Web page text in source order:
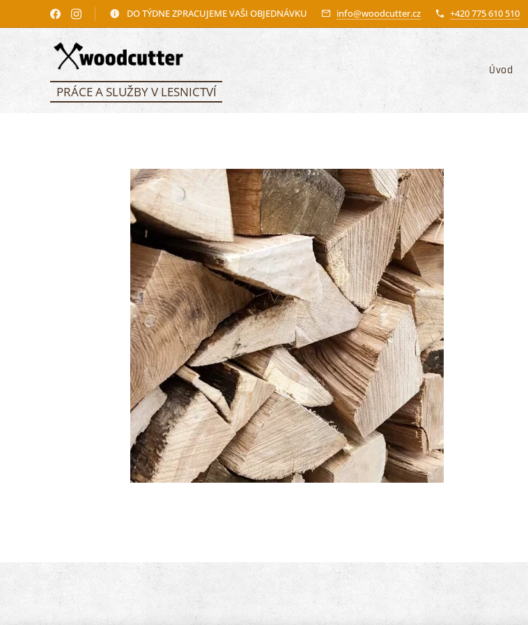
DO TÝDNE ZPRACUJEME VAŠI OBJEDNÁVKU info@woodcutter.cz +420 775 610 510
PRÁCE A SLUŽBY V LESNICTVÍ
Úvod